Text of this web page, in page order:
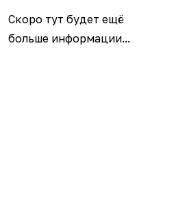
Скоро тут будет ещё
больше информации...